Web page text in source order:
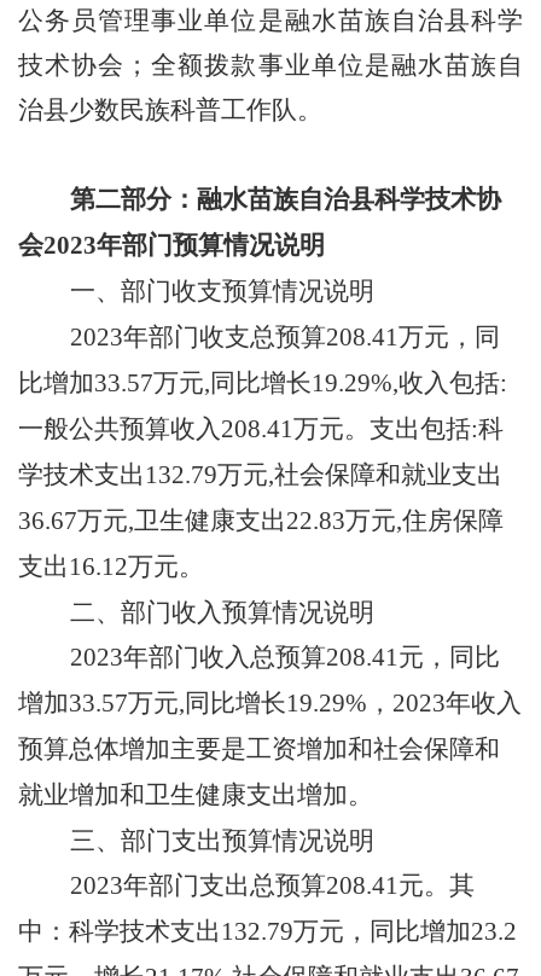
公务员管理事业单位是融水苗族自治县科学
技术协会；全额拨款事业单位是融水苗族自
治县少数民族科普工作队。
第二部分： 融水苗族自治县科学技术协
会2023年部门预算情况说明
一、部门收支预算情况说明
2023年部门收支总预算208.41万元， 同
比增加33.57万元,同比增长19.29%,收入包括:
一般公共预算收入208.41万元。支出包括:科
学技术支出 132.79万元,社会保障和就业支出
36.67万元,卫生健康支出22.83万元,住房保障
支出 16.12万元。
二、 部门收入预算情况说明
2023年部门收入总预算208.41元， 同比
增加33.57万元,同比增长19.29%，2023年收入
预算总体增加主要是工资增加和社会保障和
就业增加和卫生健康支出增加。
三、 部门支出预算情况说明
2023年部门支出总预算208.41元。 其
中： 科学技术支出 132.79万元 ，同比增加23.2